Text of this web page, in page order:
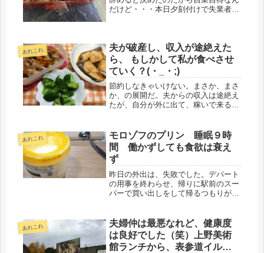
だけど・・・本日夕刻付けで失業者に
た、なんとも言えない空気があって、
いい...
あれこれ
夫が破産し、収入が途絶えた
ら、 もしかして私が食べさせ
ていく？(・_・;)
節約しなきゃいけない。まさか、まさ
か、の展開だ。夫からの収入は途絶え
たが、自分が外に出て、稼いで来るお
食費、全部を合計すると、食べて生活
はできるし、借金もだいぶ減ってき
た...
あれこれ
モロゾフのプリン 睡眠９時
間 働かずしても食欲は衰え
ず
昨日の外出は、失敗でした。デパート
の用事を終わらせ、帰りに駅前のスー
パーで買い出しをして帰るつもりが、
駅ダイキンの気温表示が41℃になって
いた・・・・💦(*_*;そりゃ暑い...
あれこれ
夫婦仲は最悪なれど、健康度
は良好でした（笑）上野美術
館ランチから、表参道イルミ